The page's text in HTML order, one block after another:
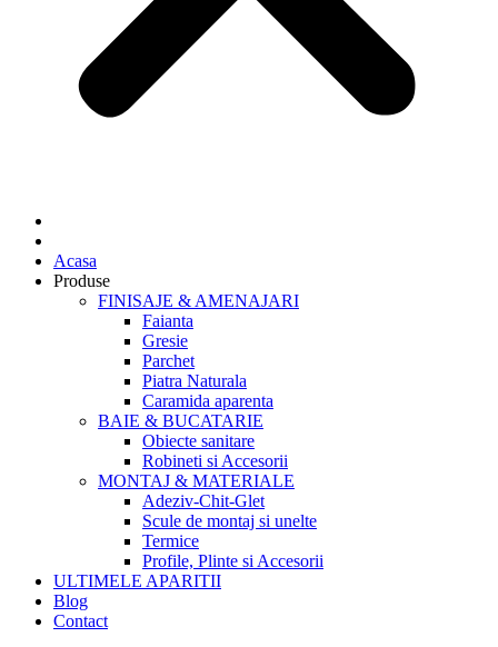
Acasa
Produse
FINISAJE & AMENAJARI
Faianta
Gresie
Parchet
Piatra Naturala
Caramida aparenta
BAIE & BUCATARIE
Obiecte sanitare
Robineti si Accesorii
MONTAJ & MATERIALE
Adeziv-Chit-Glet
Scule de montaj si unelte
Termice
Profile, Plinte si Accesorii
ULTIMELE APARITII
Blog
Contact